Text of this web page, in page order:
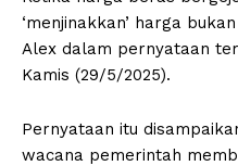
‘menjinakkan’ harga
Alex dalam pernyataan
Kamis (29/5/2025).
Pernyataan itu
wacana pemerintah